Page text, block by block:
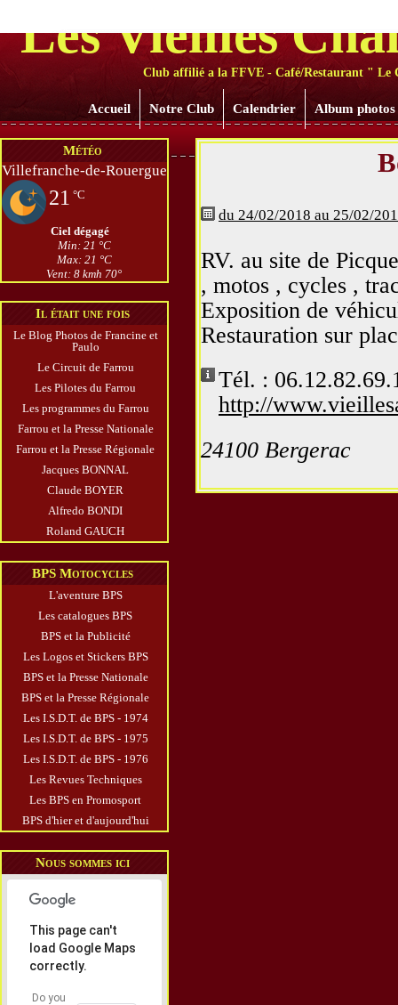
Les Vieilles
Club affilié a la FFVE - Café/Restaurant " Le
Accueil Notre Club Calendrier Album photos
Météo
Villefranche-de-Rouergue
21 °C
Ciel dégagé
Min: 21 °C
Max: 21 °C
Vent: 8 kmh 70°
Il était une fois
Le Blog Photos de Francine et
Paulo
Le Circuit de Farrou
Les Pilotes du Farrou
Les programmes du Farrou
Farrou et la Presse Nationale
Farrou et la Presse Régionale
Jacques BONNAL
Claude BOYER
Alfredo BONDI
Roland GAUCH
BPS Motocycles
L'aventure BPS
Les catalogues BPS
BPS et la Publicité
Les Logos et Stickers BPS
BPS et la Presse Nationale
BPS et la Presse Régionale
Les I.S.D.T. de BPS - 1974
Les I.S.D.T. de BPS - 1975
Les I.S.D.T. de BPS - 1976
Les Revues Techniques
Les BPS en Promosport
BPS d'hier et d'aujourd'hui
Nous sommes ici
This page can't
load Google Maps
correctly.
Do you
du 24/02/2018 au 25/02/
RV. au site de
, motos , cycles ,
Exposition de
Restauration sur
Tél. :
http://
24100 Bergerac